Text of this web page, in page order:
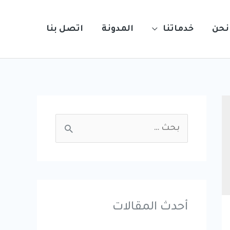
خدماتنا المدونة اتصل بنا
e
أحدث المقالات